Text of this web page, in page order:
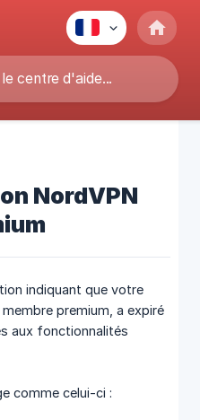
NordVPN
indiquant que votre
premium, a expiré
aux fonctionnalités
comme celui-ci :